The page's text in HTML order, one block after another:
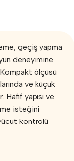
geçiş yapma
deneyimine
ölçüsü
ve küçük
Hafif yapısı ve
isteğini
kontrolü